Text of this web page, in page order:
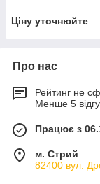
Ціну уточнюйте
Про нас
Рейтинг не
Менше 5
Працює з
м. Стрий
82400 вул.